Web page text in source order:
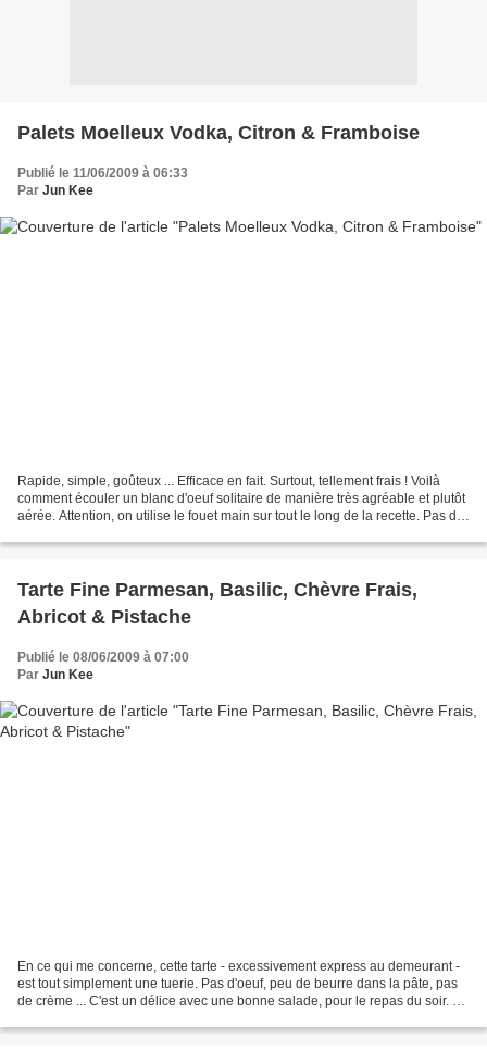
Palets Moelleux Vodka, Citron & Framboise
Publié le 11/06/2009 à 06:33
Par Jun Kee
Rapide, simple, goûteux ... Efficace en fait. Surtout, tellement frais ! Voilà
comment écouler un blanc d'oeuf solitaire de manière très agréable et plutôt
aérée. Attention, on utilise le fouet main sur tout le long de la recette. Pas de
Tarte Fine Parmesan, Basilic, Chèvre Frais,
Abricot & Pistache
Publié le 08/06/2009 à 07:00
Par Jun Kee
En ce qui me concerne, cette tarte - excessivement express au demeurant -
est tout simplement une tuerie. Pas d'oeuf, peu de beurre dans la pâte, pas
de crème ... C'est un délice avec une bonne salade, pour le repas du soir. La